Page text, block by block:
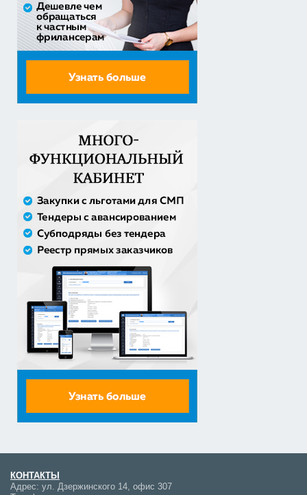
5 860 400,00 руб. - сумма сделки
30% аванс;
Оказание услуг по организации отдыха и
оздоровления детей из...
2 558 571,60 руб. - сумма сделки
Закупка путевок в детские специализированные
(профильные) ла...
3 241 482,30 руб. - сумма сделки
Оказание услуги по ремонту и техническому
обслуживанию летат...
979 492,71 руб. - сумма сделки
50% аванс;
КОНТАКТЫ
Адрес: ул. Дзержинского 14, офис 307